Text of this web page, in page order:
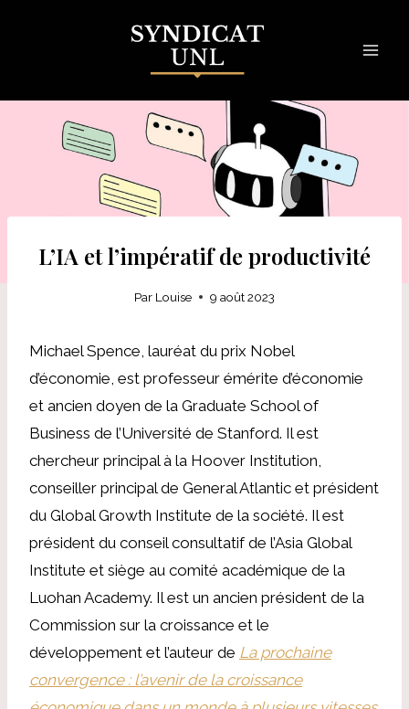
L’IA et l’impératif de productivité
Par Louise 9 août 2023
Michael Spence, lauréat du prix Nobel
d’économie, est professeur émérite d’économie
et ancien doyen de la Graduate School of
Business de l’Université de Stanford. Il est
chercheur principal à la Hoover Institution,
conseiller principal de General Atlantic et président
du Global Growth Institute de la société. Il est
président du conseil consultatif de l’Asia Global
Institute et siège au comité académique de la
Luohan Academy. Il est un ancien président de la
Commission sur la croissance et le
développement et l’auteur de La prochaine
convergence : l’avenir de la croissance